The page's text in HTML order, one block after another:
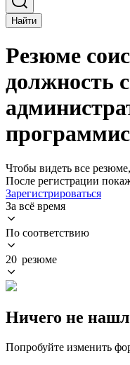
Найти
Резюме
должность
Чтобы видеть все
После регистрации
Зарегистрироваться
За всё время
По соответствию
20 резюме
Ничего не
Попробуйте изменить